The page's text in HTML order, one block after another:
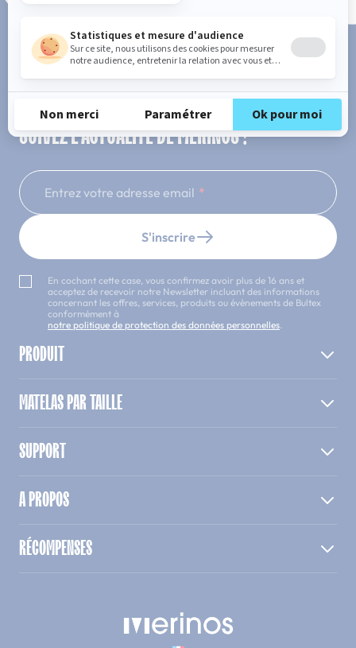
SUIVEZ L'ACTUALITÉ DE MERINOS !
Entrez votre adresse email
S'inscrire
En cochant cette case, vous confirmez avoir plus de 16 ans et
acceptez de recevoir notre Newsletter incluant des informations
concernant les offres, services, produits ou évènements de Bultex
conformément à
notre politique de protection des données personnelles.
PRODUIT
MATELAS PAR TAILLE
SUPPORT
A PROPOS
RÉCOMPENSES